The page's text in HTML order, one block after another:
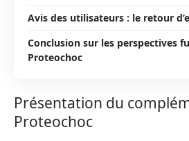
Avis des utilisateurs : le retour
Conclusion sur les perspectives
Proteochoc
Présentation du
Proteochoc